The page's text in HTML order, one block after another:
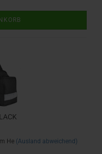
He (Ausland abweichend)